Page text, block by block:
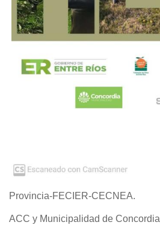
Provincia-FECIER-CECNEA.
ACC y Municipalidad de Concordia